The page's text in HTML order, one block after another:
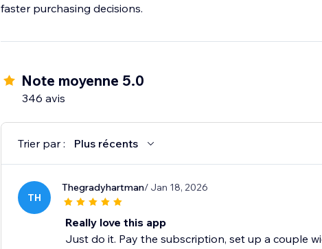
faster purchasing decisions.
Note moyenne 5.0
346 avis
Trier par : Plus récents
TH
Thegradyhartman/ Jan 18, 2026
Really love this app
Just do it. Pay the subscription, set up a couple